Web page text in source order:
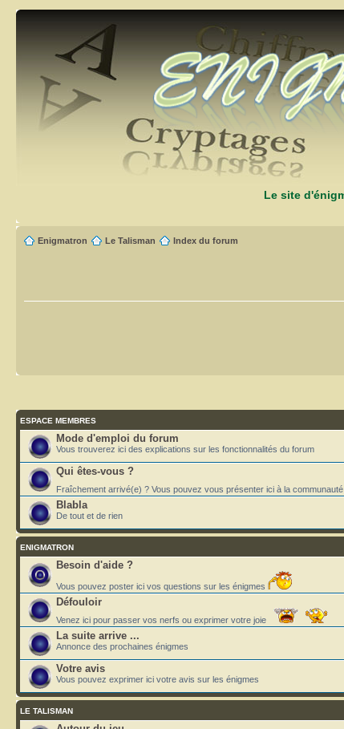
Le site
Enigmatron Le Talisman Index du forum
ESPACE MEMBRES
Mode d'emploi du forum
Vous trouverez ici des explications sur les fonctionnalités du forum
Qui êtes-vous ?
Fraîchement arrivé(e) ? Vous pouvez vous présenter ici à la
Blabla
De tout et de rien
ENIGMATRON
Besoin d'aide ?
Vous pouvez poster ici vos questions sur les énigmes
Défouloir
Venez ici pour passer vos nerfs ou exprimer votre joie
La suite arrive ...
Annonce des prochaines énigmes
Votre avis
Vous pouvez exprimer ici votre avis sur les énigmes
LE TALISMAN